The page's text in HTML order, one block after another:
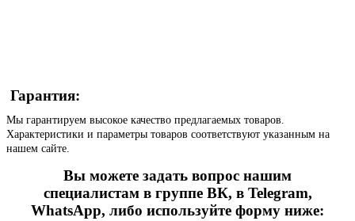
Гарантия:
Мы гарантируем высокое качество предлагаемых товаров.
Характеристики и параметры товаров соответствуют указанным на
нашем сайте.
Вы можете задать вопрос нашим
специалистам в группе ВК, в Telegram,
WhatsApp, либо используйте форму ниже: